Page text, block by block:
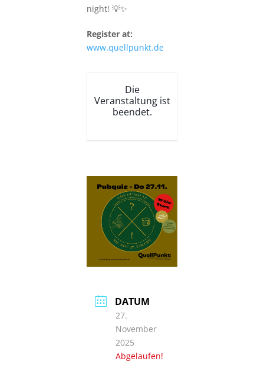
night! 💡✨
Register at:
www.quellpunkt.de
Die
Veranstaltung ist
beendet.
DATUM
27.
November
2025
Abgelaufen!